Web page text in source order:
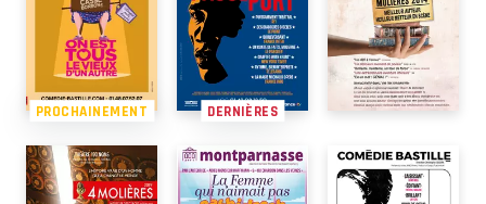
PROCHAINEMENT DERNIÈRES